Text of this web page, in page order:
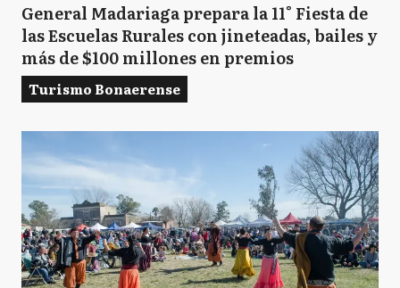
General Madariaga prepara la 11° Fiesta de
las Escuelas Rurales con jineteadas, bailes y
más de $100 millones en premios
Turismo Bonaerense